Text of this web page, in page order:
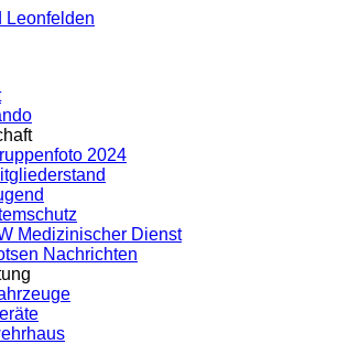
2024
Medizinischer Dienst
Nachrichten